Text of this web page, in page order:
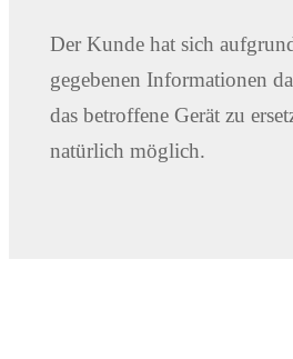
Der Kunde hat sich
gegebenen Informationen
das betroffene Gerät zu
natürlich möglich.